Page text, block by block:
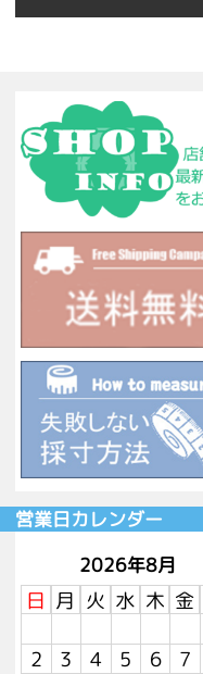
営業日カレンダー
2026年8月
日 月 火 水 木 金
2
3 4 5 6 7